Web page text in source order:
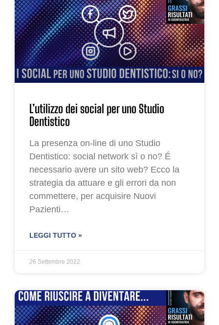
L’utilizzo dei social per uno Studio
Dentistico
La presenza on-line di uno Studio
Dentistico: social network sì o no? É
necessario avere un sito web? Ecco la
strategia da attuare e gli errori da non
commettere, per acquisire Nuovi
Pazienti…
LEGGI TUTTO »
26 Settembre 2022